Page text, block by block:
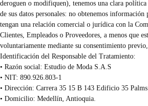
deroguen o modifiquen), tenemos una clara
de sus datos personales: no obtenemos información
tengan una relación comercial o jurídica con la
Clientes, Empleados o Proveedores, a menos que
voluntariamente mediante su consentimiento
Identificación del Responsable del Tratamiento:
• Razón social: Estudio de Moda S.A.S
• NIT: 890.926.803-1
• Dirección: Carrera 35 15 B 143 Edificio 35
• Domicilio: Medellín, Antioquia.